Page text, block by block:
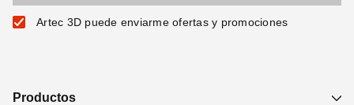
Artec 3D puede enviarme ofertas y promociones
Productos